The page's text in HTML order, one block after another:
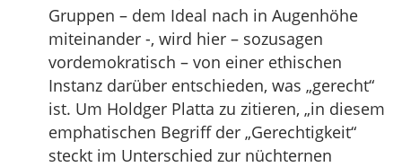
Gruppen – dem Ideal nach in Augenhöhe
miteinander -, wird hier – sozusagen
vordemokratisch – von einer ethischen
Instanz darüber entschieden, was „gerecht“
ist. Um Holdger Platta zu zitieren, „in diesem
emphatischen Begriff der „Gerechtigkeit“
steckt im Unterschied zur nüchternen